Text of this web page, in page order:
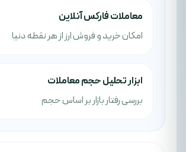
معاملات فارکس آنلاین
امکان خرید و فروش ارز از هر نقطه دنیا
ابزار تحلیل حجم معاملات
بررسی رفتار بازار بر اساس حجم